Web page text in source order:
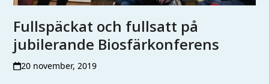
Fullspäckat och fullsatt på
jubilerande Biosfärkonferens
20 november, 2019